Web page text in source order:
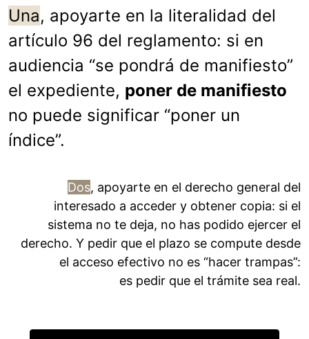
Una, apoyarte en la literalidad del
artículo 96 del reglamento: si en
audiencia “se pondrá de manifiesto”
el expediente, poner de manifiesto
no puede significar “poner un
índice”.
Dos, apoyarte en el derecho general del
interesado a acceder y obtener copia: si el
sistema no te deja, no has podido ejercer el
derecho. Y pedir que el plazo se compute desde
el acceso efectivo no es “hacer trampas”:
es pedir que el trámite sea real.